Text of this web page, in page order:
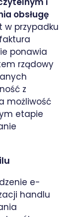
obsługę
w przypadku
ponawia
rządowy
z
możliwość
etapie
e-
handlu